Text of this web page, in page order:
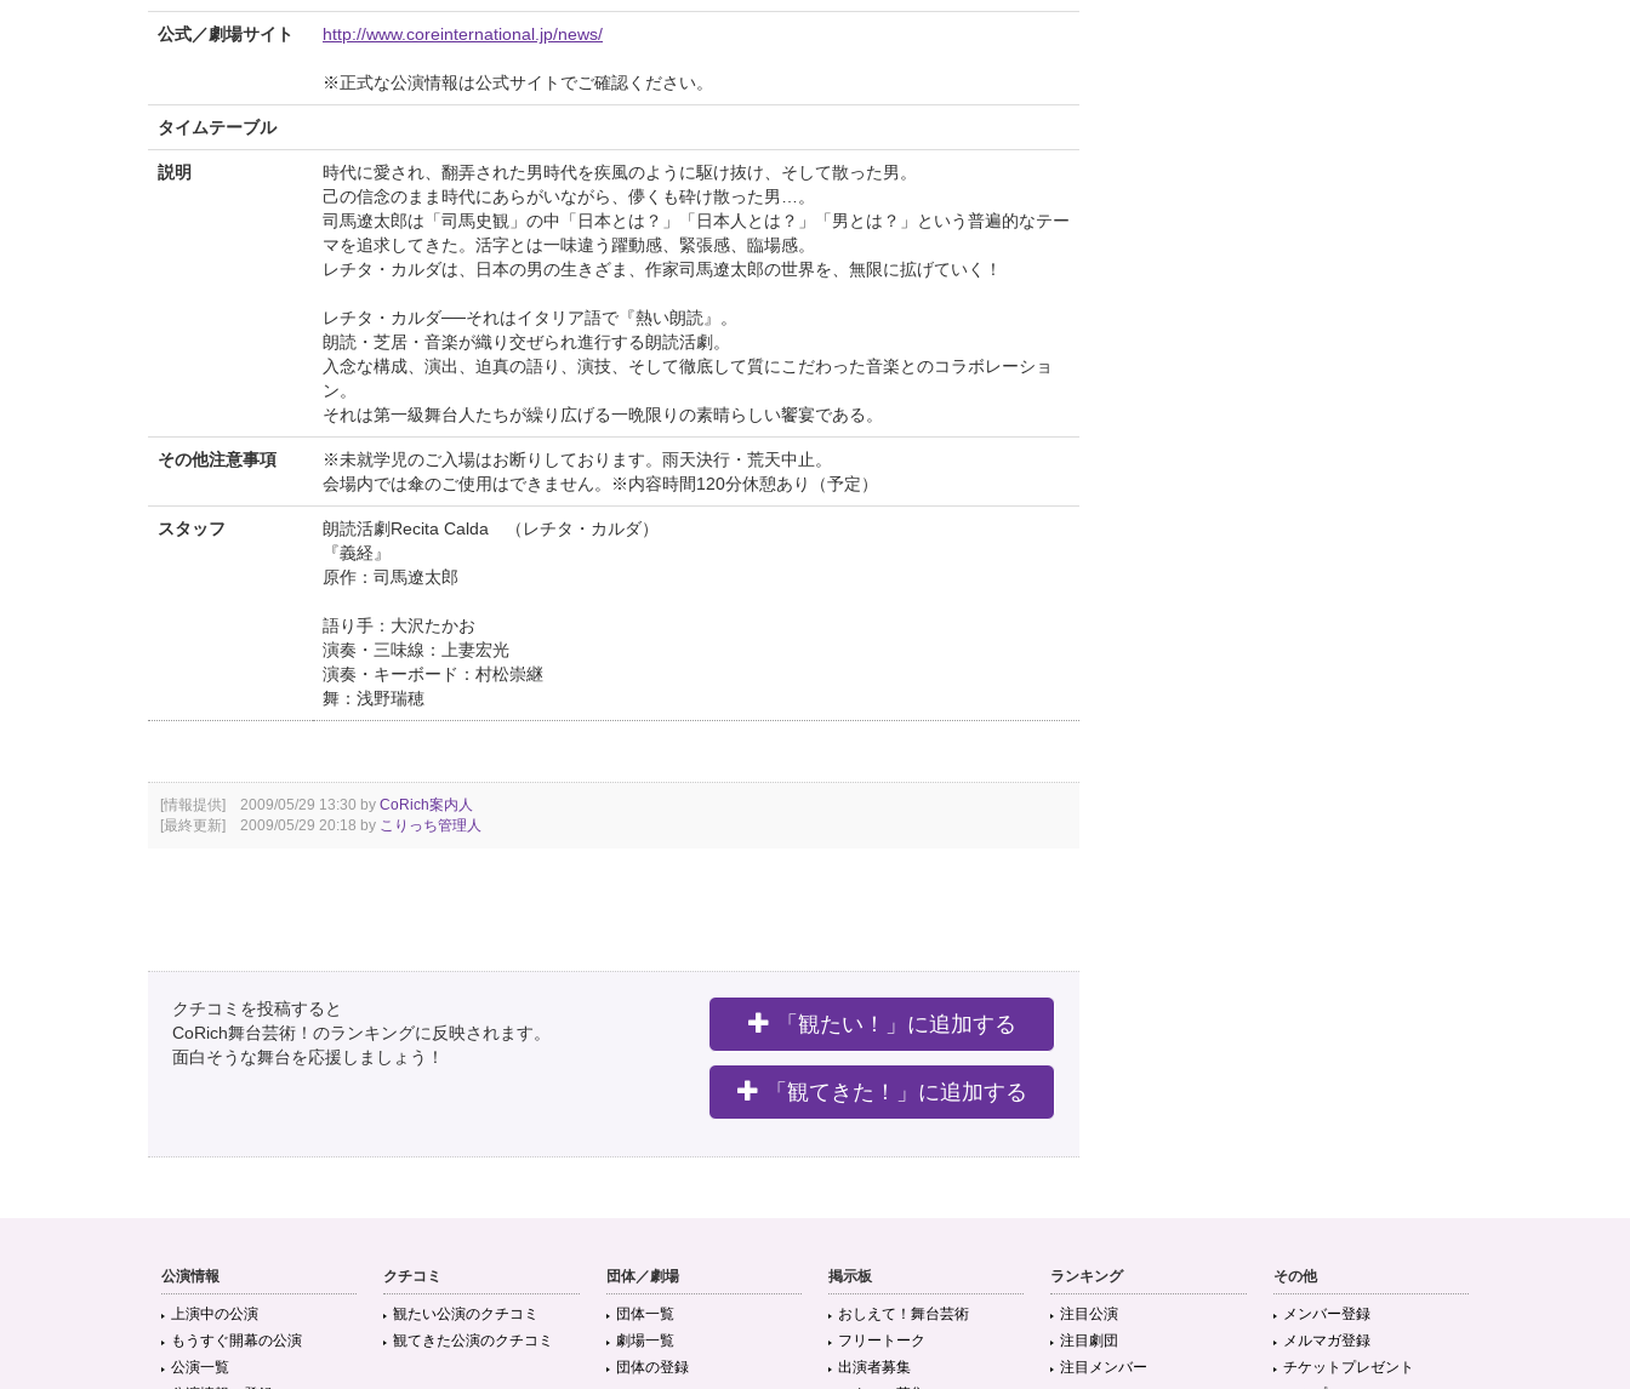
公式／劇場サイト http://www.coreinternational.jp/news/
※正式な公演情報は公式サイトでご確認ください。
タイムテーブル
説明
時代に愛され、翻弄された男時代を疾風のように駆け抜け、そして散った男。
己の信念のまま時代にあらがいながら、儚くも砕け散った男…。
司馬遼太郎は「司馬史観」の中「日本とは？」「日本人とは？」「男とは？」という普遍的なテー
マを追求してきた。活字とは一味違う躍動感、緊張感、臨場感。
レチタ・カルダは、日本の男の生きざま、作家司馬遼太郎の世界を、無限に拡げていく！
レチタ・カルダ──それはイタリア語で『熱い朗読』。
朗読・芝居・音楽が織り交ぜられ進行する朗読活劇。
入念な構成、演出、迫真の語り、演技、そして徹底して質にこだわった音楽とのコラボレーショ
ン。
それは第一級舞台人たちが繰り広げる一晩限りの素晴らしい饗宴である。
その他注意事項
※未就学児のご入場はお断りしております。雨天決行・荒天中止。
会場内では傘のご使用はできません。※内容時間120分休憩あり（予定）
スタッフ
朗読活劇Recita Calda （レチタ・カルダ）
『義経』
原作：司馬遼太郎
語り手：大沢たかお
演奏・三味線：上妻宏光
演奏・キーボード：村松崇継
舞：浅野瑞穂
[情報提供] 2009/05/29 13:30 by CoRich案内人
[最終更新] 2009/05/29 20:18 by こりっち管理人
クチコミを投稿すると
CoRich舞台芸術！のランキングに反映されます。
面白そうな舞台を応援しましょう！
「観たい！」に追加する
「観てきた！」に追加する
公演情報
上演中の公演
もうすぐ開幕の公演
公演一覧
クチコミ
観たい公演のクチコミ
観てきた公演のクチコミ
団体／劇場
団体一覧
劇場一覧
団体の登録
掲示板
おしえて！舞台芸術
フリートーク
出演者募集
ランキング
注目公演
注目劇団
注目メンバー
その他
メンバー登録
メルマガ登録
チケットプレゼント